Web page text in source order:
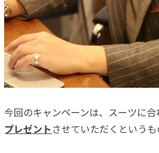
今回のキャンペーンは、スーツに合
プレゼント させていただくというも